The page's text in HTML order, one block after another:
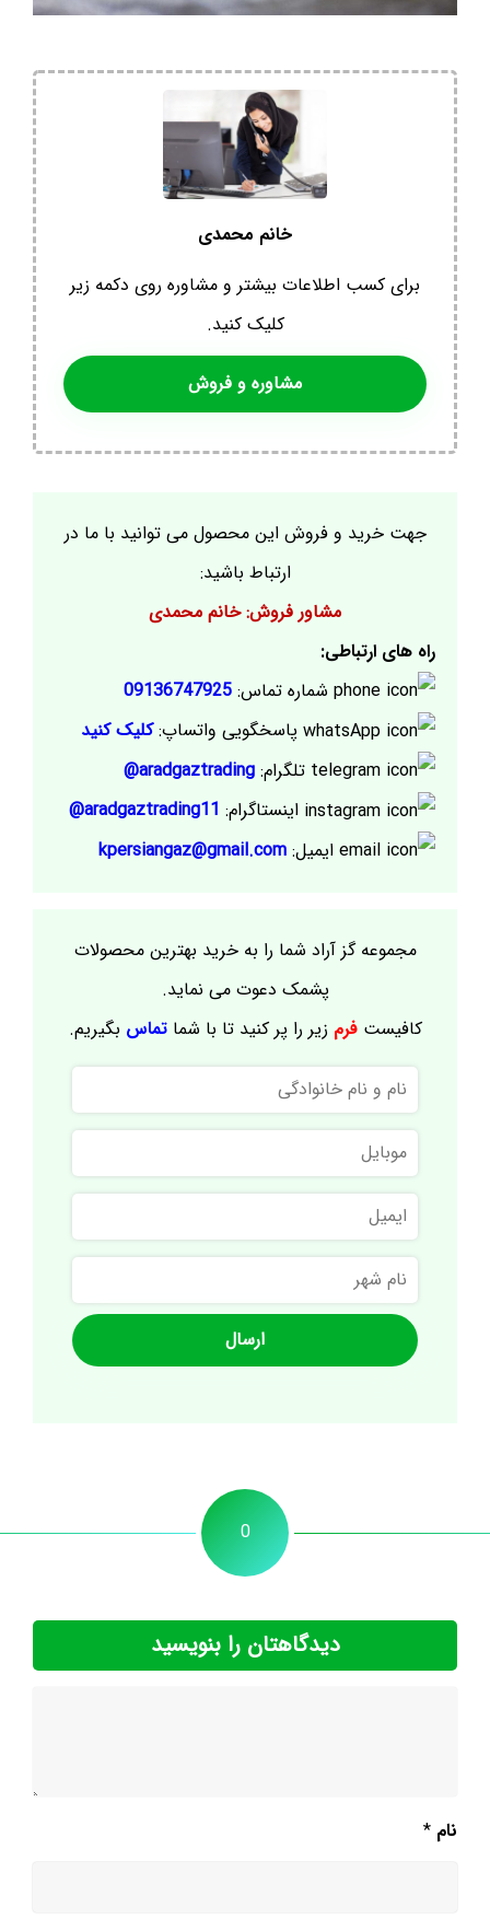
خانم محمدی
برای کسب اطلاعات بیشتر و مشاوره روی دکمه زیر
کلیک کنید.
مشاوره و فروش
جهت خرید و فروش این محصول می توانید با ما در
ارتباط باشید:
مشاور فروش: خانم محمدی
راه های ارتباطی:
شماره تماس: 09136747925
پاسخگویی واتساپ:کلیک کنید
تلگرام: aradgaztrading@
اینستاگرام: aradgaztrading11@
ایمیل: kpersiangaz@gmail.com
مجموعه گز آراد شما را به خرید بهترین محصولات
پشمک دعوت می نماید.
کافیستفرم زیر را پر کنید تا با شماتماس بگیریم.
نام
و
نام
خانوادگی
موبایل
ایمیل
نام
شهر
0
دیدگاهتان را بنویسید
نام *